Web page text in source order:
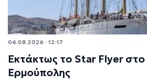
06.08.2026 · 12:17
Εκτάκτως το Star Flyer στο
Ερμούπολης